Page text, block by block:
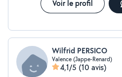
Voir le profil
Wilfrid PERSICO
Valence (Jappe-Renard)
4,1/5 (10 avis)